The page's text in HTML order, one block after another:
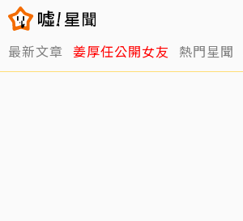
最新文章 姜厚任公開女友 熱門星聞